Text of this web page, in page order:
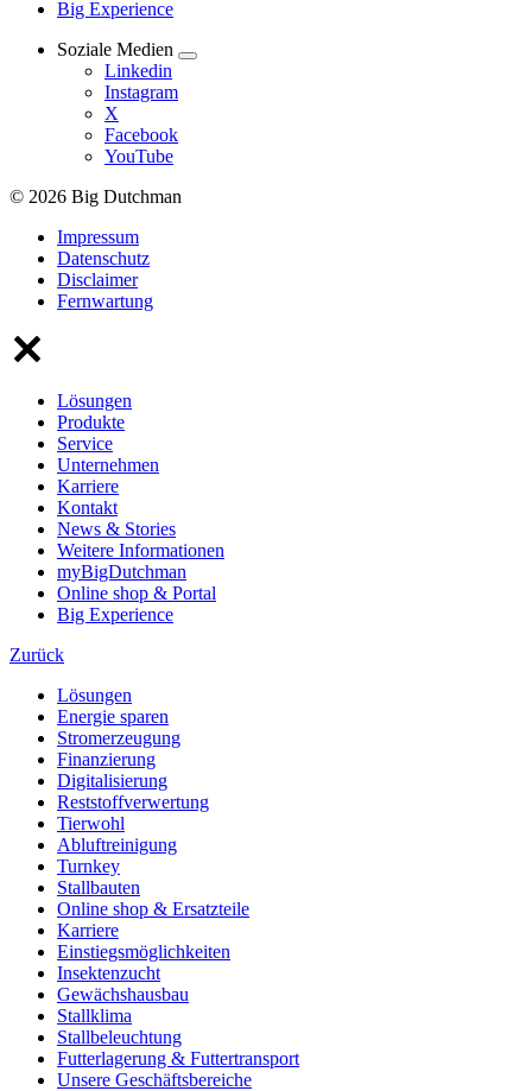
Big Experience
Soziale Medien
Linkedin
Instagram
X
Facebook
YouTube
© 2026 Big Dutchman
Impressum
Datenschutz
Disclaimer
Fernwartung
Lösungen
Produkte
Service
Unternehmen
Karriere
Kontakt
News & Stories
Weitere Informationen
myBigDutchman
Online shop & Portal
Big Experience
Zurück
Lösungen
Energie sparen
Stromerzeugung
Finanzierung
Digitalisierung
Reststoffverwertung
Tierwohl
Abluftreinigung
Turnkey
Stallbauten
Online shop & Ersatzteile
Karriere
Einstiegsmöglichkeiten
Insektenzucht
Gewächshausbau
Stallklima
Stallbeleuchtung
Futterlagerung & Futtertransport
Unsere Geschäftsbereiche